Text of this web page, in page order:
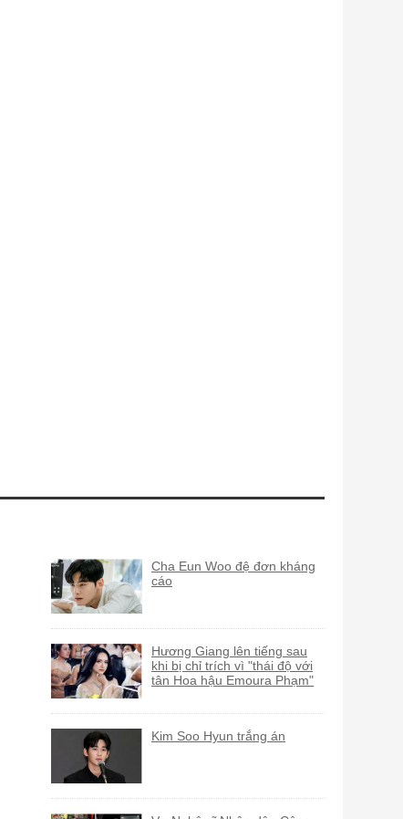
Cha Eun Woo đệ đơn kháng
cáo
Hương Giang lên tiếng sau
khi bị chỉ trích vì "thái độ với
tân Hoa hậu Emoura Phạm"
Kim Soo Hyun trắng án